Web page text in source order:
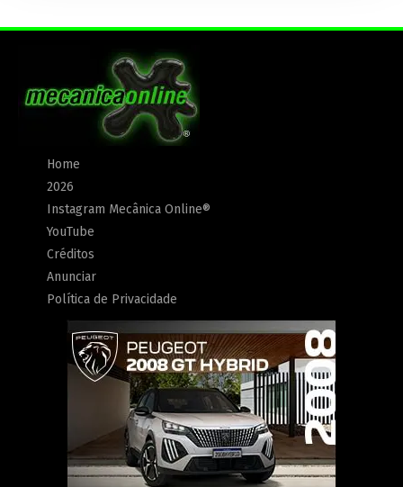
Home
2026
Instagram Mecânica Online®
YouTube
Créditos
Anunciar
Política de Privacidade